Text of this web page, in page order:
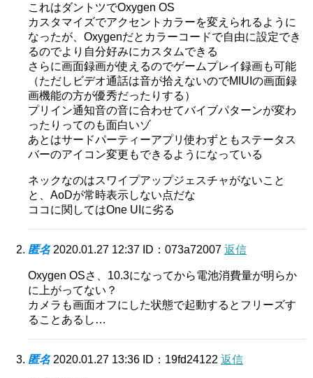
これはダントツでOxygen OS
カスタマイズでアクセントカラーを変えられるように
なったが、Oxygenだとカラーコードで自由に設定でき
るのでより自分好みにカスタムできる
さらに画面録画が使えるのでゲームプレイ録画も可能
（ただしビデオ通話は音が拾えないのでMIUIの画面録
画機能の方が優秀だったりする）
プリイン通知音の音に合わせてバイブパターンが変わ
ったりってのも面白いゾ
あとはサードパーティーアプリ使わずともステータス
バーのアイコン変更もできるようになっている
ネックなのはスワイプアップジェスチャがないこと
と、AoDが常時表示しない点だな
ココに関してはOne UIに劣る
匿名 2020.01.27 12:37 ID：073a72007 返信
Oxygen OSさ、10.3になってから電池消費量が明らか
に上がってない？
カメラも画面オフにした状態で起動するとフリーズす
ることあるし…
匿名 2020.01.27 13:36 ID：19fd24122 返信